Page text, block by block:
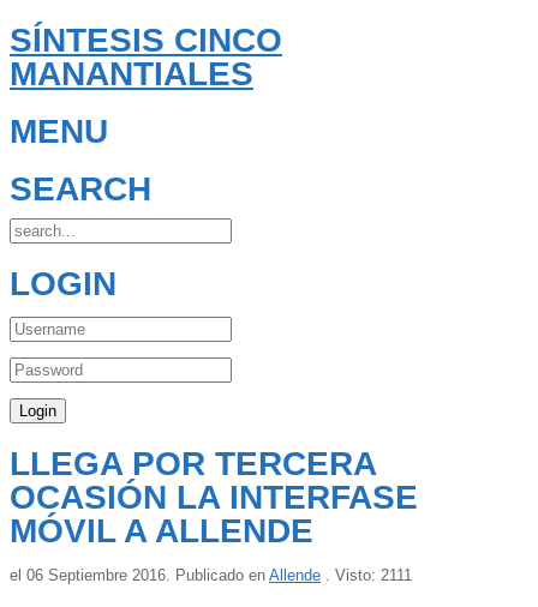
SÍNTESIS CINCO
MANANTIALES
MENU
SEARCH
LOGIN
LLEGA POR TERCERA
OCASIÓN LA INTERFASE
MÓVIL A ALLENDE
el 06 Septiembre 2016. Publicado en Allende . Visto: 2111